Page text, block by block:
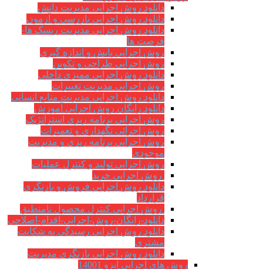
دانلود روش اجرایی مدیریت دانش
دانلود روش اجرایی بازرسی و آزمون
دانلود روش اجرایی مدیریت ریسک ها-
فرصت ها
روش اجرایی پایش و اندازه گیری
روش اجرایی طراحی و تکوین
دانلود روش اجرایی ممیزی داخلی
روش اجرایی مدیریت تغییرات
دانلود روش اجرایی مدیریت منابع انسانی
دانلود رایگان روش اجرایی آموزش
روش اجرایی برنامه ریزی استراتژیک
روش اجرائی نگهداری و تعمیرات
روش اجرایی برنامه ریزی و مدیریت
موجودی
روش اجرایی تولید و کنترل عملیات
روش اجرایی خرید
دانلود روش اجرایی فروش و بازنگری
قرارداد
روش اجرایی کنترل محصول نامنطبق
دانلود-رایگان-روش-اجرایی-اقدام-اصلاحی
دانلود روش اجرایی رسیدگی به شکایت
مشتری
دانلود روش اجرایی بازنگری مدیریت
روش های اجرایی ایزو 14001